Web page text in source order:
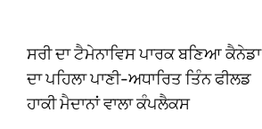
ਸਰੀ ਦਾ ਟੈਮੇਨਾਵਿਸ ਪਾਰਕ ਬਣਿਆ ਕੈਨੇਡਾ
ਦਾ ਪਹਿਲਾ ਪਾਣੀ-ਅਧਾਰਿਤ ਤਿੰਨ ਫੀਲਡ
ਹਾਕੀ ਮੈਦਾਨਾਂ ਵਾਲਾ ਕੰਪਲੈਕਸ